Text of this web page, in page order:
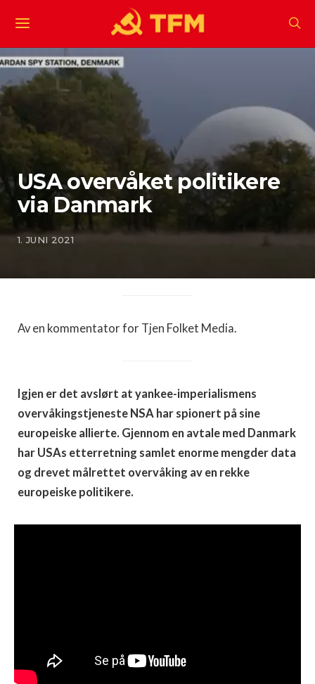
USA overvåket politikere
via Danmark
1. JUNI 2021
Av en kommentator for Tjen Folket Media.
Igjen er det avslørt at yankee-imperialismens
overvåkingstjeneste NSA har spionert på sine
europeiske allierte. Gjennom en avtale med Danmark
har USAs etterretning samlet enorme mengder data
og drevet målrettet overvåking av en rekke
europeiske politikere.